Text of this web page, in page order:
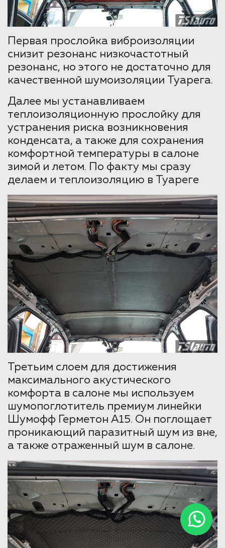
Первая прослойка виброизоляции
снизит резонанс низкочастотный
резонанс, но этого не достаточно для
качественной шумоизоляции Туарега.
Далее мы устанавливаем
теплоизоляционную прослойку для
устранения риска возникновения
конденсата, а также для сохранения
комфортной температуры в салоне
зимой и летом. По факту мы сразу
делаем и теплоизоляцию в Туареге
Третьим слоем для достижения
максимального акустического
комфорта в салоне мы используем
шумопоглотитель премиум линейки
Шумофф Герметон А15. Он поглощает
проникающий паразитный шум из вне,
а также отраженный шум в салоне.